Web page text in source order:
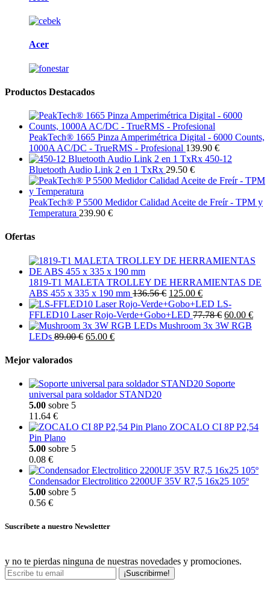
Acer
Productos Destacados
PeakTech® 1665 Pinza Amperimétrica Digital - 6000 Counts,
1000A AC/DC - TrueRMS - Profesional 139.90 €
450-12
Bluetooth Audio Link 2 en 1 TxRx 29.50 €
PeakTech® P 5500 Medidor Calidad Aceite de Freír - TPM y
Temperatura 239.90 €
Ofertas
1819-T1 MALETA TROLLEY DE HERRAMIENTAS DE
ABS 455 x 335 x 190 mm 136.56 € 125.00 €
LS-
FFLED10 Laser Rojo-Verde+Gobo+LED 77.78 € 60.00 €
Mushroom 3x 3W RGB
LEDs 89.00 € 65.00 €
Mejor valorados
Soporte
universal para soldador STAND20
5.00 sobre 5
11.64 €
ZOCALO CI 8P P2,54
Pin Plano
5.00 sobre 5
0.08 €
Condensador Electrolitico 2200UF 35V R7,5 16x25 105º
5.00 sobre 5
0.56 €
Suscríbete a nuestro Newsletter
y no te pierdas ninguna de nuestras novedades y promociones.
¡Suscribirme!